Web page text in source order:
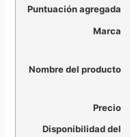
Puntuación agregada
Marca
Nombre del producto
Precio
Disponibilidad del